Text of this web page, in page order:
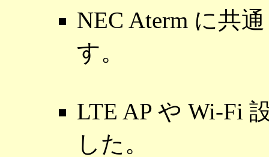
NEC Aterm に共
す。
LTE AP や Wi-Fi
した。